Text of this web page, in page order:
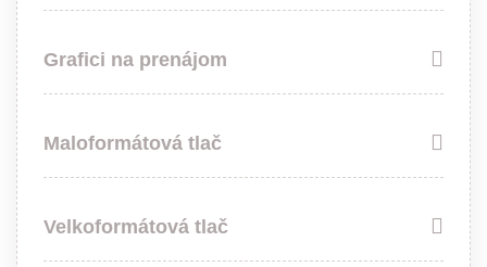
Grafici na prenájom
Maloformátová tlač
Velkoformátová tlač